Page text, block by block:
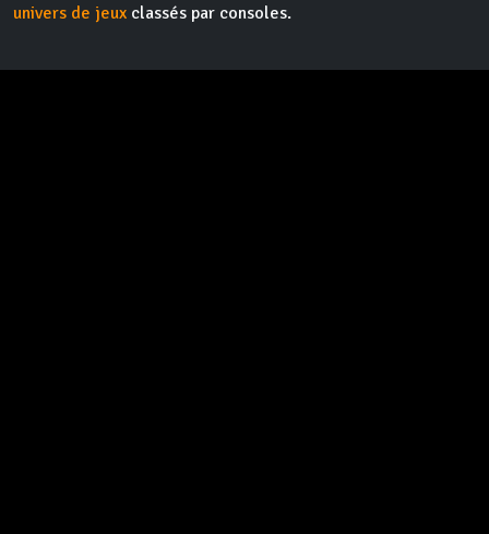
univers de jeux classés par consoles.